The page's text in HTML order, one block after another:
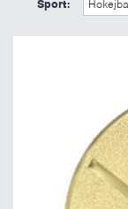
Sport: